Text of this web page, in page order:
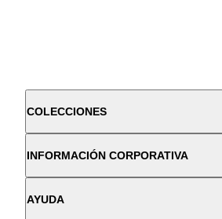
COLECCIONES
INFORMACIÓN CORPORATIVA
AYUDA